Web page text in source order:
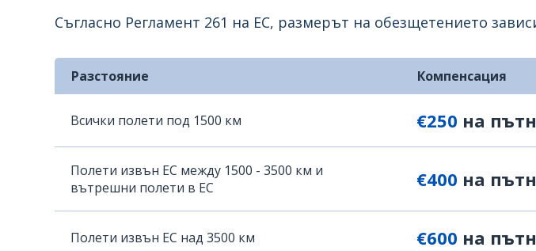
Съгласно Регламент 261 на ЕС, размерът на обезщетението
Разстояние Компенсация
Всички полети под 1500 км €250 на
Полети извън ЕС между 1500 - 3500 км и
вътрешни полети в ЕС
€400 на
Полети извън ЕС над 3500 км €600 на